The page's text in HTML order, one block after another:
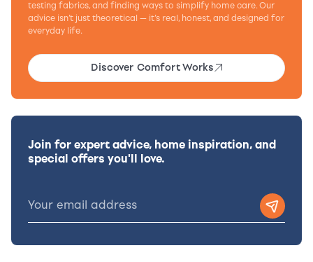
testing fabrics, and finding ways to simplify home care. Our
advice isn’t just theoretical — it’s real, honest, and designed for
everyday life.
Discover Comfort Works
Join for expert advice, home inspiration, and
special offers you'll love.